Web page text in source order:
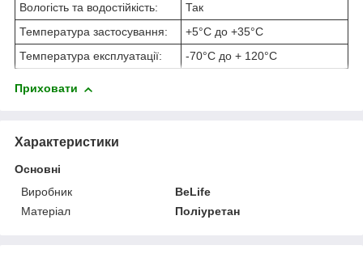
Вологість та водостійкість:
Так
Температура застосування:
+5°С до +35°С
Температура експлуатації:
-70°С до + 120°С
Приховати
Характеристики
Основні
Виробник
BeLife
Матеріал
Поліуретан